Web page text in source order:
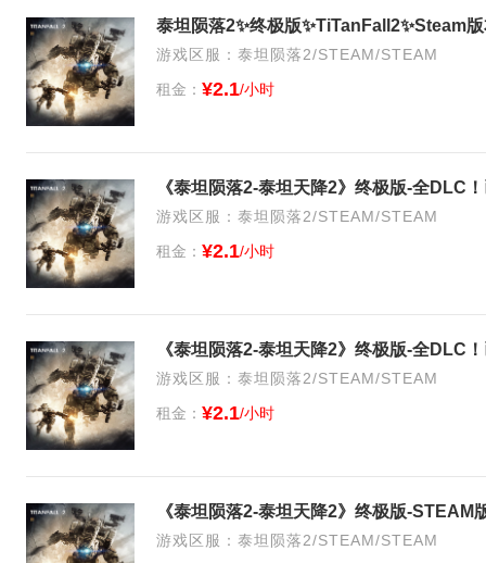
泰坦陨落2✨终极版✨TiTanFall2✨Steam
游戏区服：泰坦陨落2/STEAM/STEAM
租金： ¥2.1/小时
《泰坦陨落2-泰坦天降2》终极版-全DLC
游戏区服：泰坦陨落2/STEAM/STEAM
租金： ¥2.1/小时
《泰坦陨落2-泰坦天降2》终极版-全DLC
游戏区服：泰坦陨落2/STEAM/STEAM
租金： ¥2.1/小时
《泰坦陨落2-泰坦天降2》终极版-STEAM
游戏区服：泰坦陨落2/STEAM/STEAM